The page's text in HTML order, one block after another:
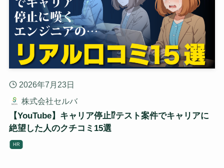
2026年7月23日
株式会社セルバ
【YouTube】キャリア停止⁉テスト案件でキャリアに
絶望した人のクチコミ15選
HR